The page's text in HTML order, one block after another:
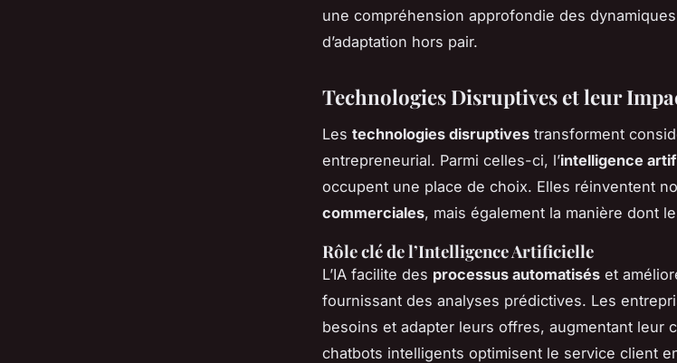
une compréhension approfondie des
d’adaptation hors pair.
Technologies Disruptives et leur
Les technologies disruptives transforment
entrepreneurial. Parmi celles-ci, l’intelligence
occupent une place de choix. Elles réinventent
commerciales, mais également la manière dont
Rôle clé de l’Intelligence Artificielle
L’IA facilite des processus automatisés et
fournissant des analyses prédictives. Les
besoins et adapter leurs offres, augmentant leur
chatbots intelligents optimisent le service client